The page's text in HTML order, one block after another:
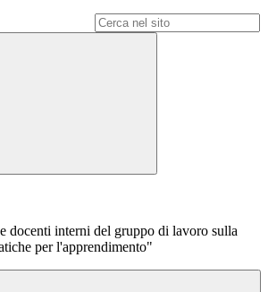
docenti interni del gruppo di lavoro sulla
per l'apprendimento"